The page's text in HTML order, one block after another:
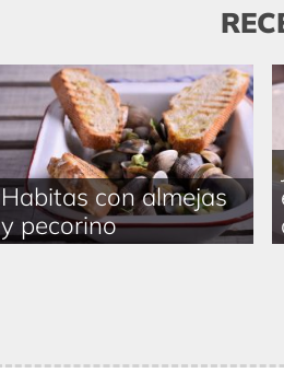
Habitas con almejas
y pecorino